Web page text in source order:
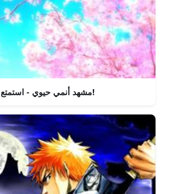
مشهد أنمي حيوي - استمتع بالمرح!